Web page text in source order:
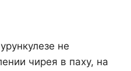
не
чирея в паху, на